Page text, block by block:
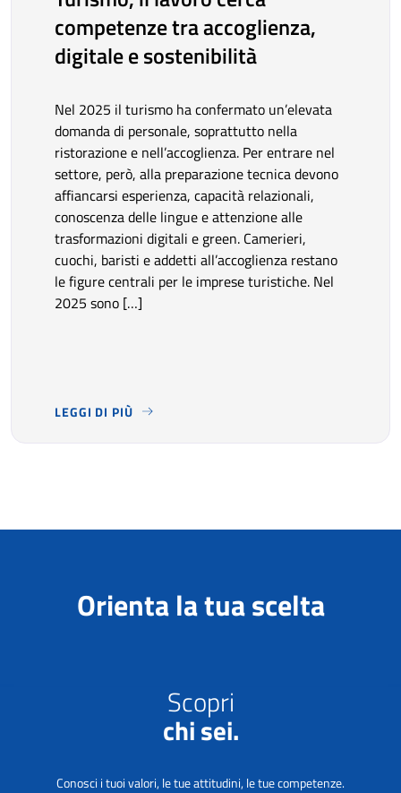
competenze tra accoglienza,
digitale e sostenibilità
Nel 2025 il turismo ha confermato un’elevata
domanda di personale, soprattutto nella
ristorazione e nell’accoglienza. Per entrare nel
settore, però, alla preparazione tecnica devono
affiancarsi esperienza, capacità relazionali,
conoscenza delle lingue e attenzione alle
trasformazioni digitali e green. Camerieri,
cuochi, baristi e addetti all’accoglienza restano
le figure centrali per le imprese turistiche. Nel
2025 sono […]
LEGGI DI PIÙ
NEL 2025 IL TURISMO HA CONFERMATO UN’ELEVATA
Orienta la tua scelta
Scopri
chi sei.
Conosci i tuoi valori, le tue attitudini, le tue competenze.